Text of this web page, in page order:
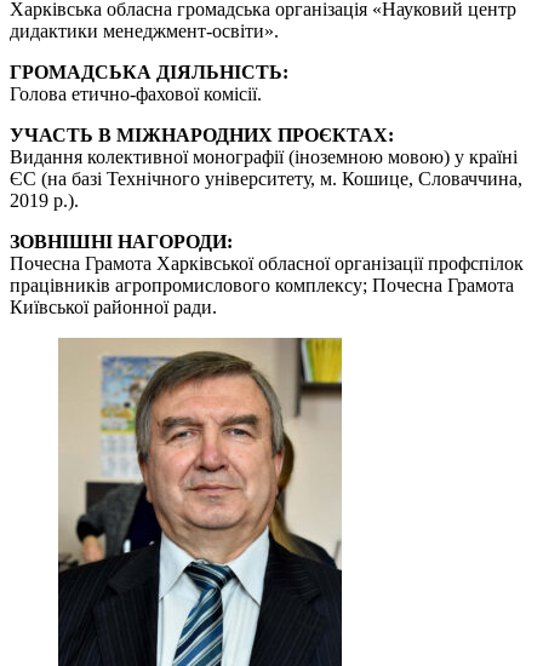
Харківська обласна громадська організація «Науковий центр
дидактики менеджмент-освіти».
ГРОМАДСЬКА ДІЯЛЬНІСТЬ:
Голова етично-фахової комісії.
УЧАСТЬ В МІЖНАРОДНИХ ПРОЄКТАХ:
Видання колективної монографії (іноземною мовою) у країні
ЄС (на базі Технічного університету, м. Кошице, Словаччина,
2019 р.).
ЗОВНІШНІ НАГОРОДИ:
Почесна Грамота Харківської обласної організації профспілок
працівників агропромислового комплексу; Почесна Грамота
Київської районної ради.